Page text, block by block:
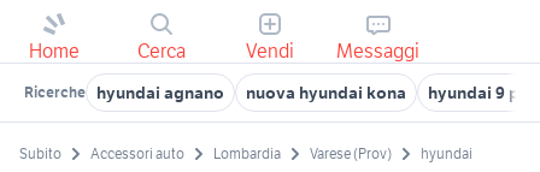
Home Cerca Vendi Messaggi
Ricerche hyundai agnano nuova hyundai kona hyundai 9
Subito Accessori auto Lombardia Varese (Prov) hyundai